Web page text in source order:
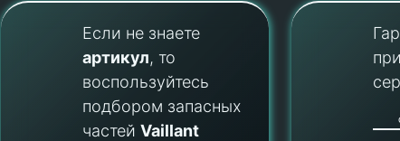
Если не знаете
артикул, то
воспользуйтесь
подбором запасных
частейVaillant